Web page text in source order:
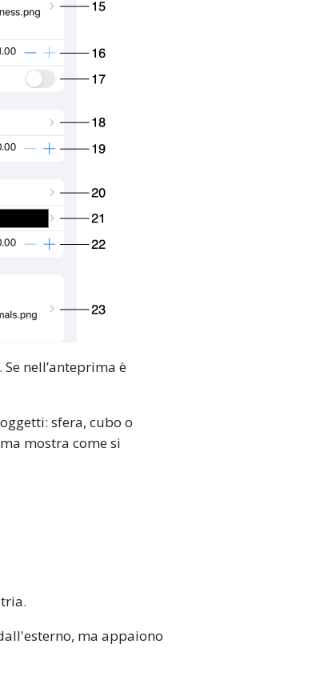
nell’anteprima è
sfera, cubo o
mostra come si
ma appaiono